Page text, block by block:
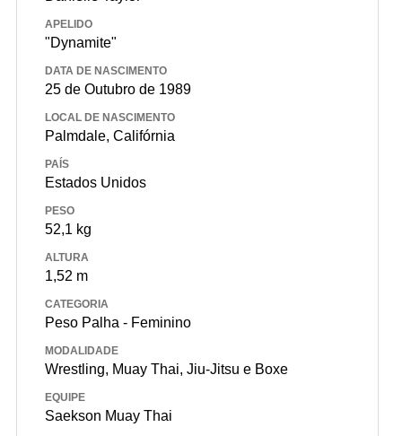
APELIDO
"Dynamite"
DATA DE NASCIMENTO
25 de Outubro de 1989
LOCAL DE NASCIMENTO
Palmdale, Califórnia
PAÍS
Estados Unidos
PESO
52,1 kg
ALTURA
1,52 m
CATEGORIA
Peso Palha - Feminino
MODALIDADE
Wrestling, Muay Thai, Jiu-Jitsu e Boxe
EQUIPE
Saekson Muay Thai